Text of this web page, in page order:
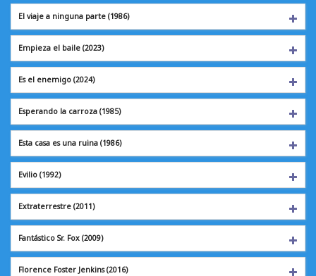
El viaje a ninguna parte (1986)
Empieza el baile (2023)
Es el enemigo (2024)
Esperando la carroza (1985)
Esta casa es una ruina (1986)
Evilio (1992)
Extraterrestre (2011)
Fantástico Sr. Fox (2009)
Florence Foster Jenkins (2016)